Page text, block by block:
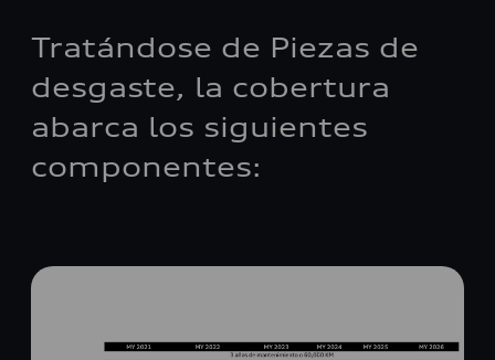
Tratándose de Piezas de
desgaste, la cobertura
abarca los siguientes
componentes: